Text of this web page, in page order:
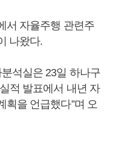
서 자율주행 관련주
나왔다.
석실은 23일 하나구
적 발표에서 내년 자
획을 언급했다”며 오